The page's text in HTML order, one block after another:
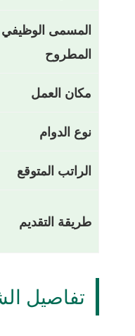
المسمى الوظيفي
المطروح
مكان العمل
نوع الدوام
الراتب المتوقع
طريقة التقديم
تفاصيل